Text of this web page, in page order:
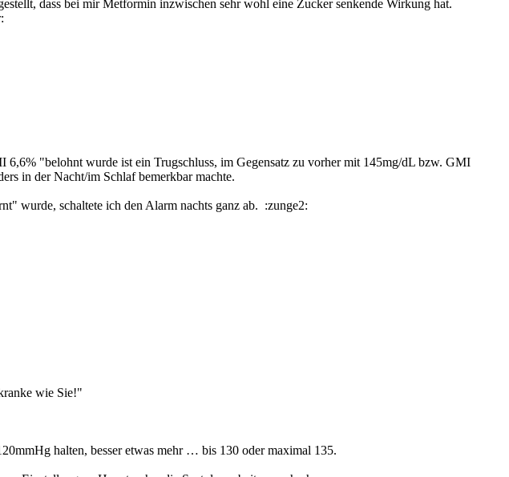
dass bei mir Metformin inzwischen sehr wohl eine Zucker senkende Wirkung hat.
"belohnt wurde ist ein Trugschluss, im Gegensatz zu vorher mit 145mg/dL bzw. GMI
in der Nacht/im Schlaf bemerkbar machte.
wurde, schaltete ich den Alarm nachts ganz ab. :zunge2:
wie Sie!"
halten, besser etwas mehr … bis 130 oder maximal 135.